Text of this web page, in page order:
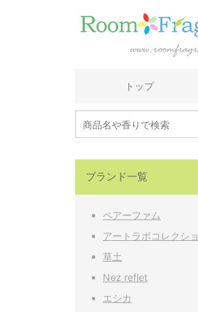
トップ
ブランド一覧
ペアーファム
アートラボコレクシ
草土
Nez reflet
エシカ